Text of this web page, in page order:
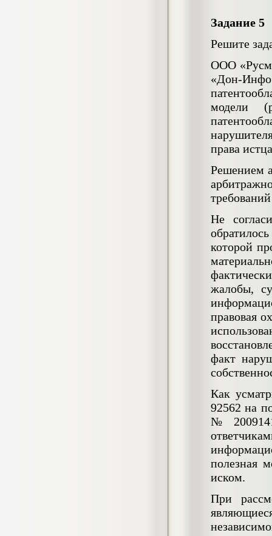
Задание 5
Решите
ООО
«Дон-
модели
права
Решением
Не
которой
жалобы,
правовая
факт
Как
92562 на
№
полезная
иском.
При